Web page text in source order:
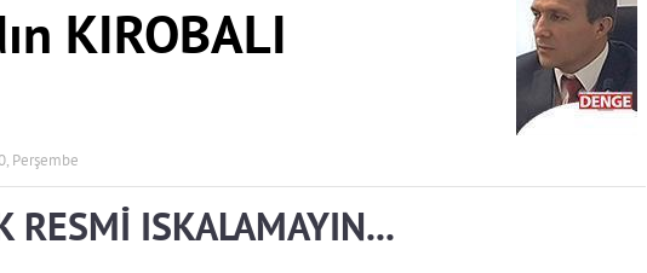
KIROBALI
Perşembe
RESMİ ISKALAMAYIN...